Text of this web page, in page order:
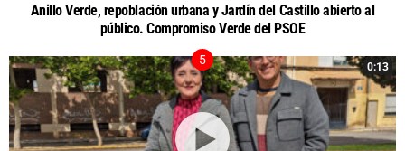
Anillo Verde, repoblación urbana y Jardín del Castillo abierto al
público. Compromiso Verde del PSOE
0:13